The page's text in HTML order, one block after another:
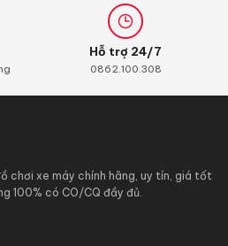
Hỗ trợ 24/7
0862.100.308
chơi xe máy chính hãng, uy tín, giá tốt
100% có CO/CQ đầy đủ.